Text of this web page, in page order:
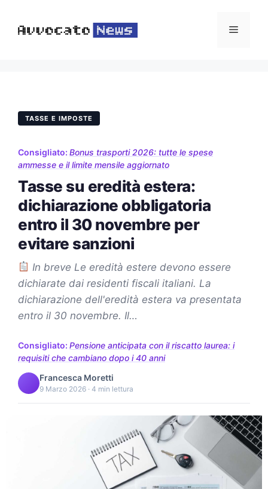
contenuto
Menu
TASSE E IMPOSTE
Consigliato: Bonus trasporti 2026: tutte le spese
ammesse e il limite mensile aggiornato
Tasse su eredità estera:
dichiarazione obbligatoria
entro il 30 novembre per
evitare sanzioni
In breve Le eredità estere devono essere
dichiarate dai residenti fiscali italiani. La
dichiarazione dell'eredità estera va presentata
entro il 30 novembre. Il…
Consigliato: Pensione anticipata con il riscatto laurea: i
requisiti che cambiano dopo i 40 anni
Francesca Moretti
9 Marzo 2026 · 4 min lettura